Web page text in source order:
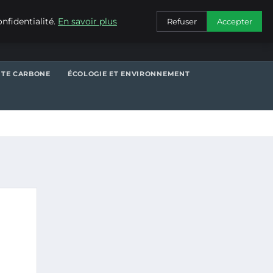
CONTACT
CARBONE ÉCOLOGIE ET ENVIRONNEMENT
En savoir plus Refuser Accepter